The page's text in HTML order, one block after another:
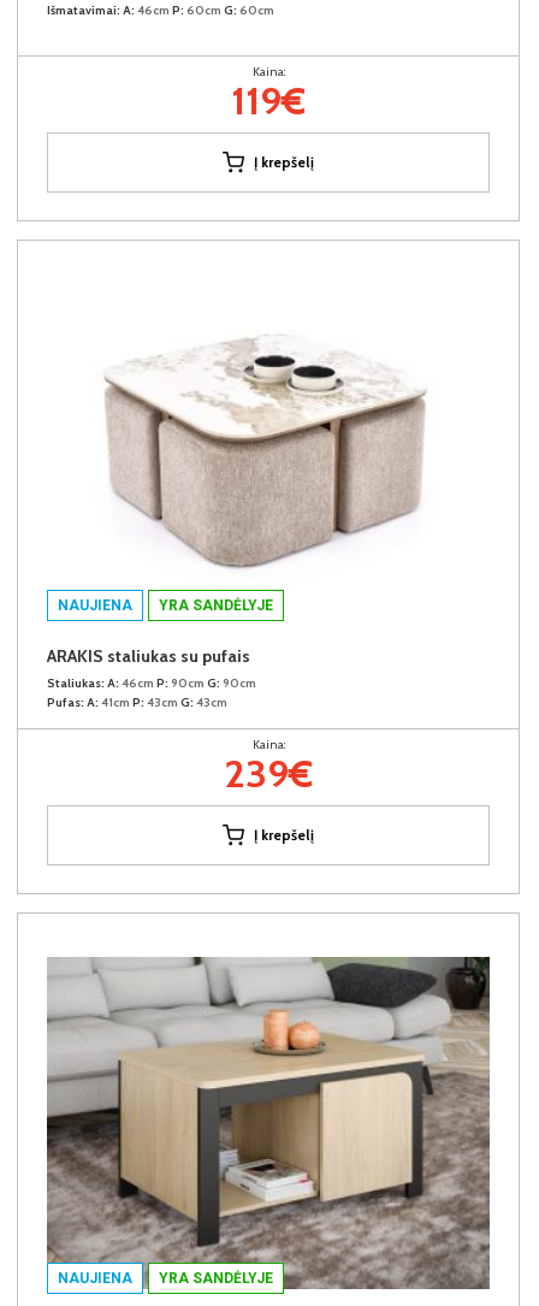
Išmatavimai: A: 46cm P: 60cm G: 60cm
Kaina:
119€
Į krepšelį
NAUJIENA YRA SANDĖLYJE
ARAKIS staliukas su pufais
Staliukas: A: 46cm P: 90cm G: 90cm
Pufas: A: 41cm P: 43cm G: 43cm
Kaina:
239€
Į krepšelį
NAUJIENA YRA SANDĖLYJE